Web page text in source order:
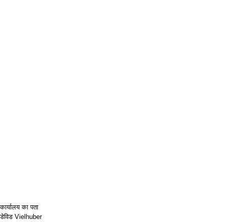
कार्यालय का पता
डेविड Vielhuber